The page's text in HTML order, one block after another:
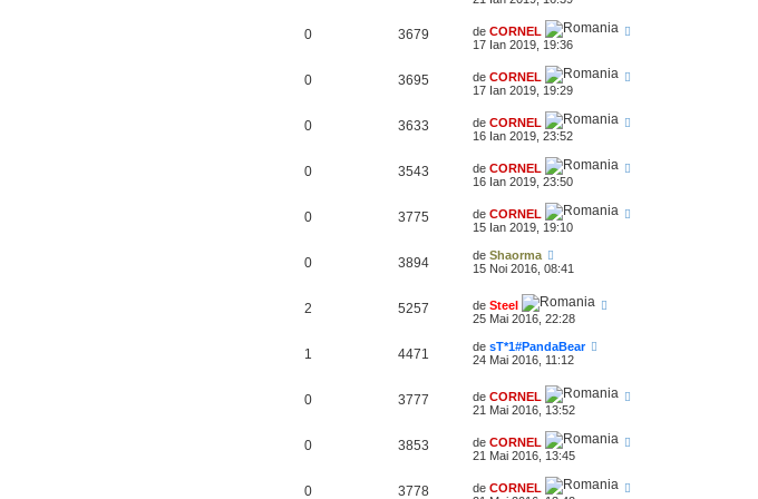
0 3679 de CORNEL
17 Ian 2019, 19:36
0 3695 de CORNEL
17 Ian 2019, 19:29
0 3633 de CORNEL
16 Ian 2019, 23:52
0 3543 de CORNEL
16 Ian 2019, 23:50
0 3775 de CORNEL
15 Ian 2019, 19:10
0 3894 de Shaorma
15 Noi 2016, 08:41
2 5257 de Steel
25 Mai 2016, 22:28
1 4471 de sT*1#PandaBear
24 Mai 2016, 11:12
0 3777 de CORNEL
21 Mai 2016, 13:52
0 3853 de CORNEL
21 Mai 2016, 13:45
0 3778 de CORNEL